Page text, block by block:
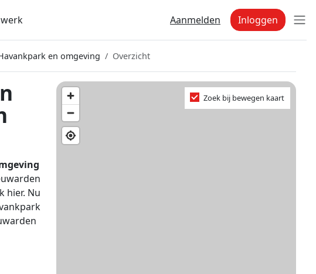
Aanmelden Inloggen
en omgeving Overzicht
hier. Nu
Zoek bij bewegen kaart